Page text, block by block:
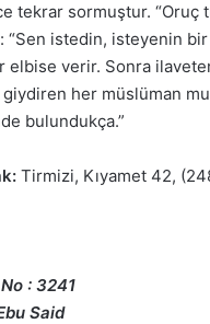
tekrar sormuştur. “Oruç
“Sen istedin, isteyenin
elbise verir. Sonra
her müslüman
bulundukça.”
Tirmizi, Kıyamet 42,
: 3241
Said